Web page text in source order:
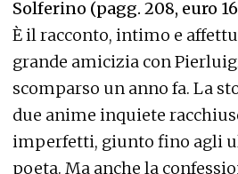
Solferino (pagg. 208, euro
È il racconto, intimo e
grande amicizia con
scomparso un anno fa. La
due anime inquiete
imperfetti, giunto fino agli
poeta. Ma anche la